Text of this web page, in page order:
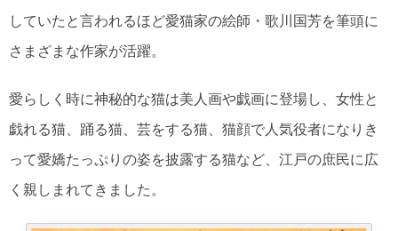
していたと言われるほど愛猫家の絵師・歌川国芳を筆頭に
さまざまな作家が活躍。
愛らしく時に神秘的な猫は美人画や戯画に登場し、女性と
戯れる猫、踊る猫、芸をする猫、猫顔で人気役者になりき
って愛嬌たっぷりの姿を披露する猫など、江戸の庶民に広
く親しまれてきました。